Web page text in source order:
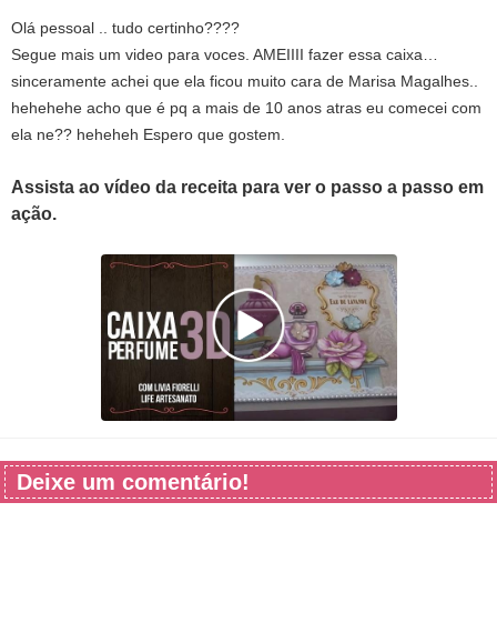
Olá pessoal .. tudo certinho????
Segue mais um video para voces. AMEIIII fazer essa caixa…
sinceramente achei que ela ficou muito cara de Marisa Magalhes..
hehehehe acho que é pq a mais de 10 anos atras eu comecei com
ela ne?? heheheh Espero que gostem.
Assista ao vídeo da receita para ver o passo a passo em
ação.
Deixe um comentário!